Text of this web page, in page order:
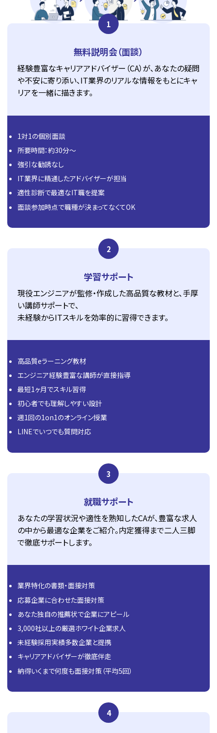
1
無料説明会（面談）
経験豊富なキャリアアドバイザー（CA）が、あなたの疑問
や不安に寄り添い、IT業界のリアルな情報をもとにキャ
リアを一緒に描きます。
1対1の個別面談
所要時間：約30分〜
強引な勧誘なし
IT業界に精通したアドバイザーが担当
適性診断で最適なIT職を提案
面談参加時点で職種が決まってなくてOK
2
学習サポート
現役エンジニアが監修・作成した高品質な教材と、手厚
い講師サポートで、
未経験からITスキルを効率的に習得できます。
高品質eラーニング教材
エンジニア経験豊富な講師が直接指導
最短1ヶ月でスキル習得
初心者でも理解しやすい設計
週1回の1on1のオンライン授業
LINEでいつでも質問対応
3
就職サポート
あなたの学習状況や適性を熟知したCAが、豊富な求人
の中から最適な企業をご紹介。内定獲得まで二人三脚
で徹底サポートします。
業界特化の書類・面接対策
応募企業に合わせた面接対策
あなた独自の推薦状で企業にアピール
3,000社以上の厳選ホワイト企業求人
未経験採用実績多数企業と提携
キャリアアドバイザーが徹底伴走
納得いくまで何度も面接対策（平均5回）
4